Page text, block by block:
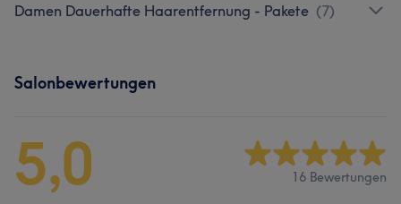
Damen Dauerhafte Haarentfernung - Pakete (7)
Salonbewertungen
5,0 16 Bewertungen